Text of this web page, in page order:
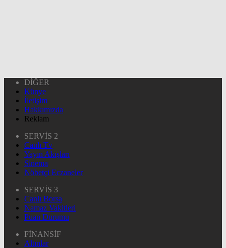
DİĞER
Künye
İletişim
Hakkımızda
Reklam
SERVİS 2
Canlı Tv
Yayın Akışları
Sinema
Nöbetçi Eczaneler
SERVİS 3
Canlı Borsa
Namaz Vakitleri
Puan Durumu
FİNANSİF
Altınlar